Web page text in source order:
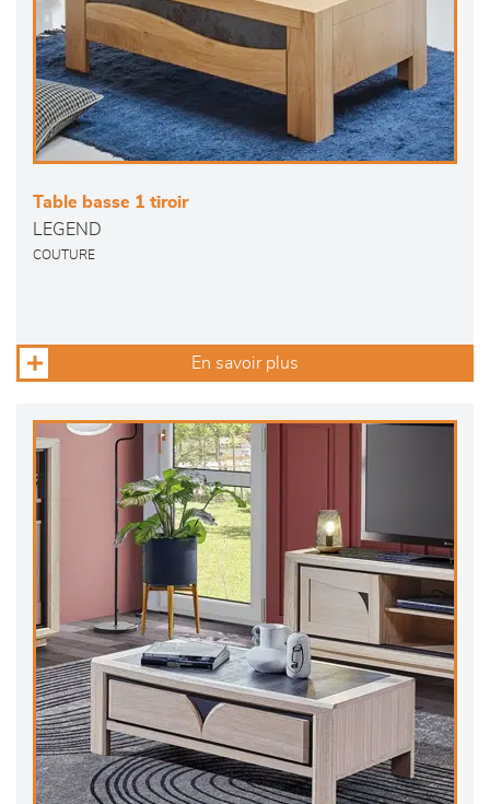
Table basse 1 tiroir
LEGEND
COUTURE
En savoir plus